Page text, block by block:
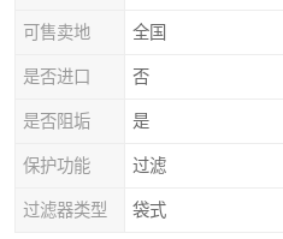
可售卖地 全国
是否进口 否
是否阻垢 是
保护功能 过滤
过滤器类型 袋式